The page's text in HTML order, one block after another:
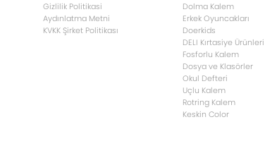
Gizlilik Politikasi
Aydınlatma Metni
KVKK Şirket Politikası
Dolma Kalem
Erkek Oyuncakları
Doerkids
DELI Kırtasiye Ürünleri
Fosforlu Kalem
Dosya ve Klasörler
Okul Defteri
Uçlu Kalem
Rotring Kalem
Keskin Color